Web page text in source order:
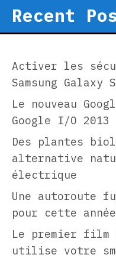
Recent
Activer les
Samsung Galaxy
Le nouveau
Google I/O 2013
Des plantes
alternative
électrique
Une autoroute
pour cette
Le premier
utilise votre